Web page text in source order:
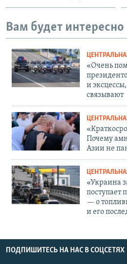
Вам будет интересно
«Очень
и
связывают
Почему
Азии не
«Украина
поступает
— о
и его
ПОДПИШИТЕСЬ НА НАС В СОЦСЕТЯХ